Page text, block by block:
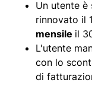
Un utente
rinnovato il
mensile il
L'utente
con lo
di